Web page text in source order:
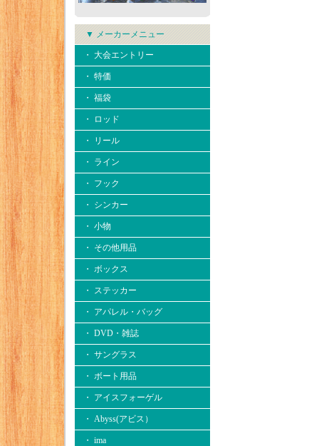
▼ メーカーメニュー
・ 大会エントリー
・ 特価
・ 福袋
・ ロッド
・ リール
・ ライン
・ フック
・ シンカー
・ 小物
・ その他用品
・ ボックス
・ ステッカー
・ アパレル・バッグ
・ DVD・雑誌
・ サングラス
・ ボート用品
・ アイスフォーゲル
・ Abyss(アビス）
・ ima